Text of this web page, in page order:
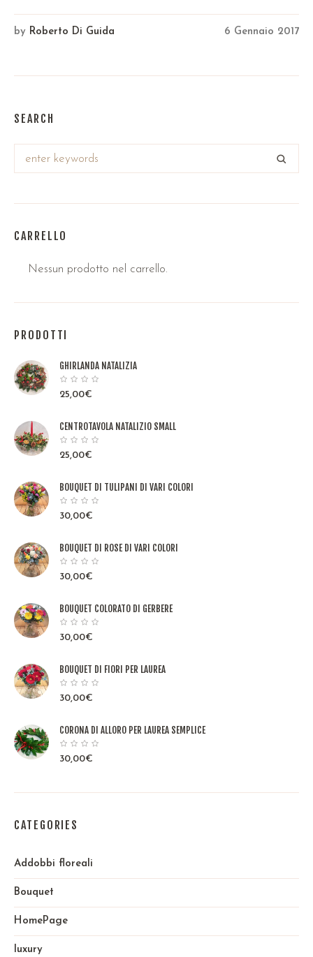
6 Gennaio 2017
by Roberto Di Guida
SEARCH
CARRELLO
Nessun prodotto nel carrello.
PRODOTTI
GHIRLANDA NATALIZIA
25,00€
CENTROTAVOLA NATALIZIO SMALL
25,00€
BOUQUET DI TULIPANI DI VARI COLORI
30,00€
BOUQUET DI ROSE DI VARI COLORI
30,00€
BOUQUET COLORATO DI GERBERE
30,00€
BOUQUET DI FIORI PER LAUREA
30,00€
CORONA DI ALLORO PER LAUREA SEMPLICE
30,00€
CATEGORIES
Addobbi floreali
Bouquet
HomePage
luxury